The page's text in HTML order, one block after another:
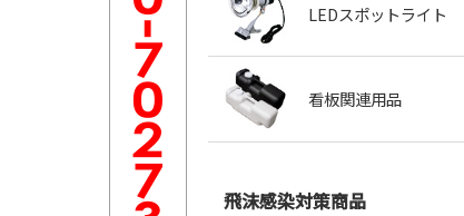
LEDスポットライト
看板関連用品
飛沫感染対策商品